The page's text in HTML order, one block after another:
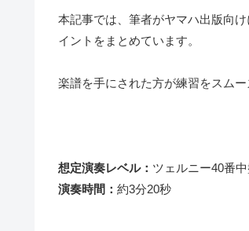
本記事では、筆者がヤマハ出版向
イントをまとめています。
楽譜を手にされた方が練習をスム
想定演奏レベル： ツェルニー40番
演奏時間： 約3分20秒